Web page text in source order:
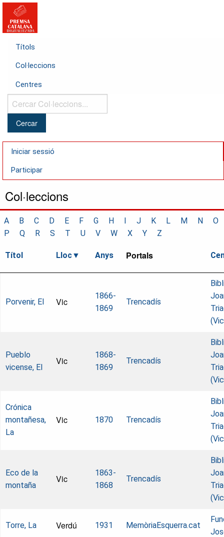
Títols
Col·leccions
Centres
Cercar
Col·leccions...
Iniciar sessió
Participar
Col·leccions
A B C D E F G H I J K L M N
O
P
Q R S T U V W X Y Z
Títol Lloc Anys Portals
Porvenir, El Vic
1866-
1869
Trencadís
Pueblo
vicense, El
Vic
1868-
1869
Trencadís
Crónica
montañesa,
La
Vic 1870 Trencadís
Eco de la
montaña
Vic
1863-
1868
Trencadís
Torre, La Verdú 1931 MemòriaEsquerra.cat